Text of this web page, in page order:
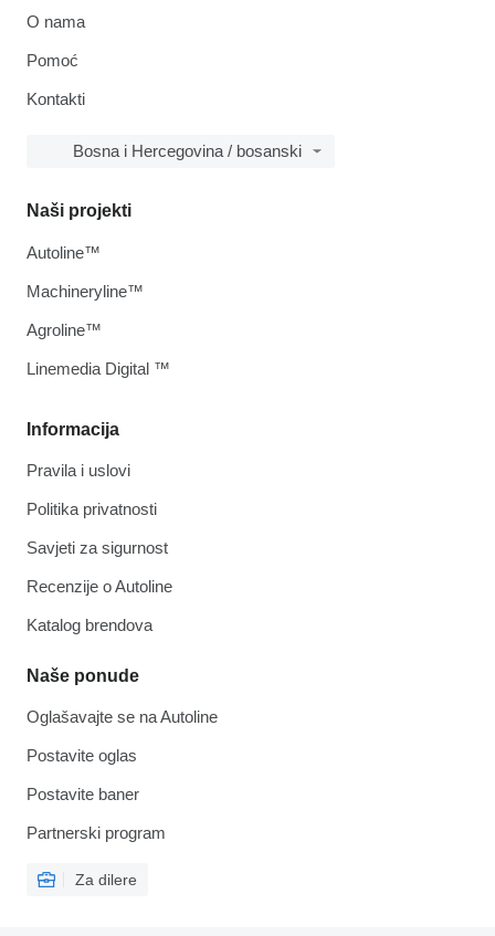
O nama
Pomoć
Kontakti
Bosna i Hercegovina / bosanski
Informacija
Pravila i uslovi
Politika privatnosti
Savjeti za sigurnost
Recenzije o Autoline
Katalog brendova
Naše ponude
Oglašavajte se na Autoline
Postavite oglas
Postavite baner
Partnerski program
Za dilere
Naši projekti
Autoline™
Machineryline™
Agroline™
Linemedia Digital ™